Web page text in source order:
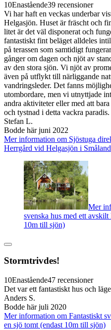
10Enastående39 recensioner
Vi har haft en veckas underbar
Helgasjön. Huset är fräscht och
litet är det väl disponerat och
fantastiskt fint beläget alldeles
på terassen som samtidigt
gånger om dagen och njöt av
av den stora sjön. Vi njöt av
även på utflykt till närliggande
vandringsleder. Det fanns
utombordare, men vi utnyttjade
andra aktiviteter eller med att
och tystnad i detta vackra paradis.
Stefan L.
Bodde här juni 2022
Mer information om Sjöstuga
Herrgård vid Helgasjön i Småland
Mer
svenska hus med ett
10m till sjön)
Stormtrivdes!
10Enastående47 recensioner
Det var ett fantastiskt hus och
Anders S.
Bodde här juli 2020
Mer information om Fantastiskt
en sjö tomt (endast 10m till sjön)